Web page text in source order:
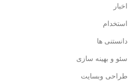
اخبار
استخدام
دانستنی ها
سئو و بهینه سازی
طراحی وبسایت